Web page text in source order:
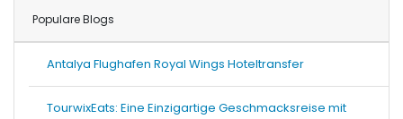
Populare Blogs
Antalya Flughafen Royal Wings Hoteltransfer
TourwixEats: Eine Einzigartige Geschmacksreise mit